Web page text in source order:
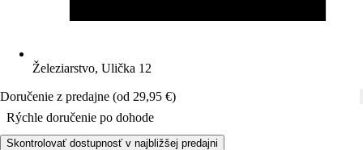
Železiarstvo, Ulička 12
Doručenie z predajne (od 29,95 €)
Rýchle doručenie po dohode
Skontrolovať dostupnosť v najbližšej predajni